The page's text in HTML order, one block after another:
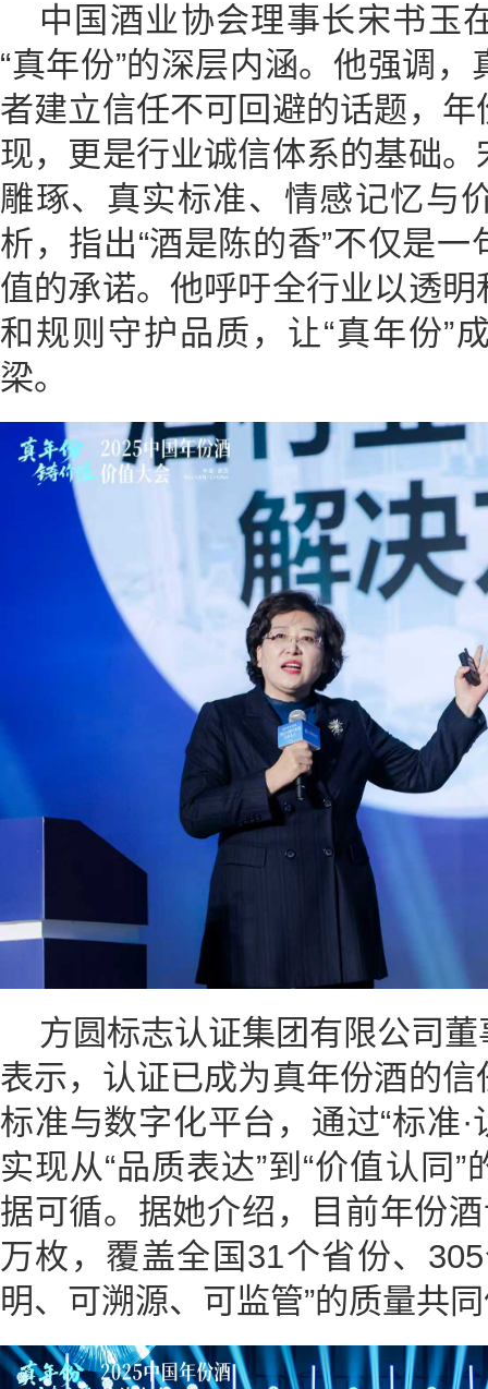
中国酒业协会理事长宋书玉
“真年份”的深层内涵。他强调
者建立信任不可回避的话题，
现，更是行业诚信体系的基础
雕琢、真实标准、情感记忆与
析，指出“酒是陈的香”不仅是
值的承诺。他呼吁全行业以透
和规则守护品质，让“真年份”
梁。
方圆标志认证集团有限公司
表示，认证已成为真年份酒的
标准与数字化平台，通过“标准
实现从“品质表达”到“价值认同
据可循。据她介绍，目前年份
万枚，覆盖全国31个省份、
明、可溯源、可监管”的质量共